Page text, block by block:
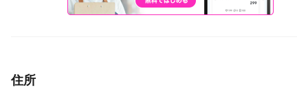
住所